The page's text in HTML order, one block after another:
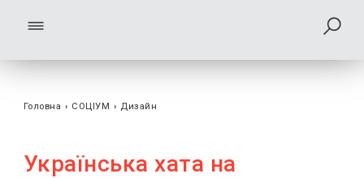
Головна › СОЦІУМ › Дизайн
Українська хата на